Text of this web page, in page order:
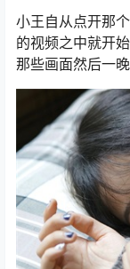
小王自从点开那
的视频之中就开
那些画面然后一